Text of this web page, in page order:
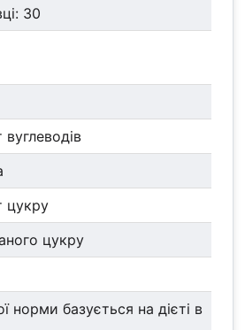
30
цукру
цукру
норми базується на дієті в